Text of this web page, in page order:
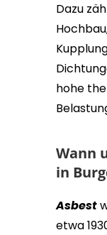
Dazu
hohe
Wann
in
Asbest
etwa